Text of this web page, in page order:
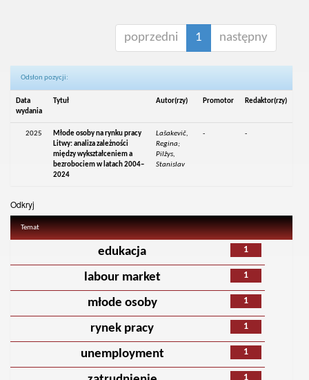
poprzedni 1 następny
Odsłon pozycji:
Data
wydania
Tytuł Autor(rzy) Promotor Redaktor(rzy)
2025
Młode osoby na rynku pracy
Litwy: analiza zależności
między wykształceniem a
bezrobociem w latach 2004–
2024
Lašakevič,
Regina;
Pilžys,
Stanislav
- -
Odkryj
Temat
1
edukacja
1
labour market
1
młode osoby
1
rynek pracy
1
unemployment
1